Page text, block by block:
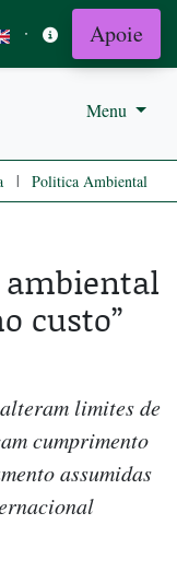
· Apoie
Menu
| Politica Ambiental
ambiental
custo”
limites de
cumprimento
assumidas